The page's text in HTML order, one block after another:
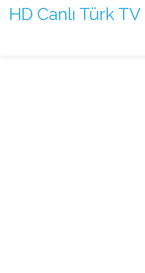
HD Canlı Türk TV